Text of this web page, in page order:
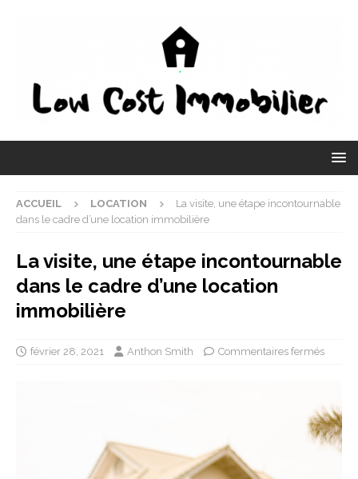
ACCUEIL LOCATION
La visite, une étape incontournable
dans le cadre d’une location immobilière
La visite, une étape incontournable
dans le cadre d’une location
immobilière
février 28, 2021 Anthon Smith Commentaires fermés